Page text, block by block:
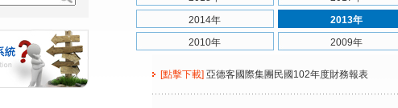
2014年
2013年
2010年
2009年
[點擊下載] 亞德客國際集團民國102年度財務報表